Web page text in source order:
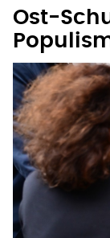
Ost-